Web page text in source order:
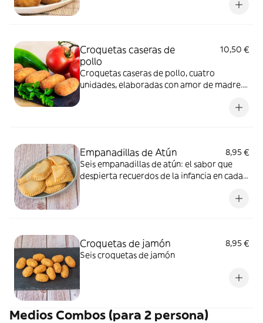
Croquetas caseras de
pollo
10,50 €
Croquetas caseras de pollo, cuatro
unidades, elaboradas con amor de madre.
Empanadillas de Atún
8,95 €
Seis empanadillas de atún: el sabor que
despierta recuerdos de la infancia en cada
Croquetas de jamón
8,95 €
Seis croquetas de jamón
Medios Combos (para 2 persona)